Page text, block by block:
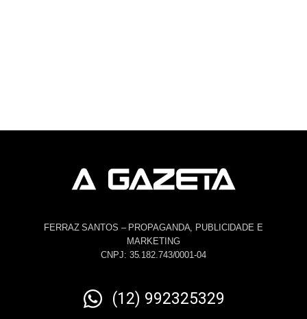
FERRAZ SANTOS – PROPAGANDA, PUBLICIDADE E
MARKETING
CNPJ: 35.182.743/0001-04
(12) 992325329